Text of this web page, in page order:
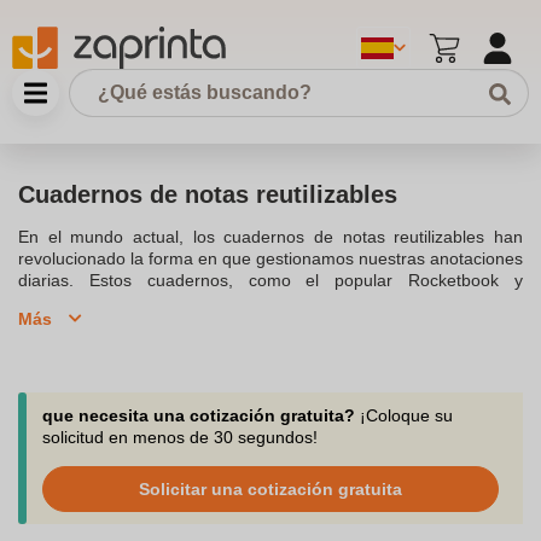
Cuadernos de notas reutilizables
En el mundo actual, los cuadernos de notas reutilizables han
revolucionado la forma en que gestionamos nuestras anotaciones
diarias. Estos cuadernos, como el popular Rocketbook y
es ecológico sino también económico. Con un cuaderno
sincronizar con servicios de almacenamiento en la nube como
Google Drive y Dropbox. Estos cuadernos vienen en diversos
tamaños, desde el compacto A5 hasta el más amplio A4,
cuaderno digital inteligente permite escribir anotaciones cortas o
elaborar bocetos con facilidad. Además, gracias a su tecnología,
puedes borrar con un paño humedecido permitiendo que las
Más
que necesita una cotización gratuita? ¡Coloque su
solicitud en menos de 30 segundos!
Solicitar una cotización gratuita